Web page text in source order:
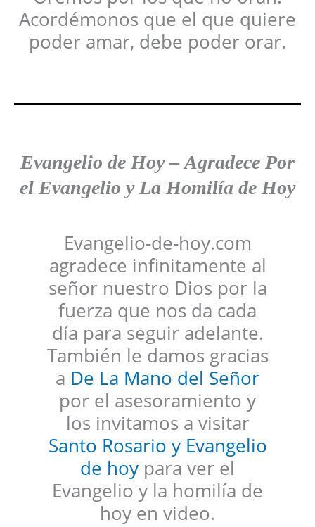
Acordémonos que el que quiere
poder amar, debe poder orar.
Evangelio de Hoy–Agradece Por
el Evangelio y La Homilía de Hoy
Evangelio-de-hoy.com
agradece infinitamente al
señor nuestro Dios por la
fuerza que nos da cada
día para seguir adelante.
También le damos gracias
a De La Mano del Señor
por el asesoramiento y
los invitamos a visitar
Santo Rosario y Evangelio
de hoy para ver el
Evangelio y la homilía de
hoy en video.